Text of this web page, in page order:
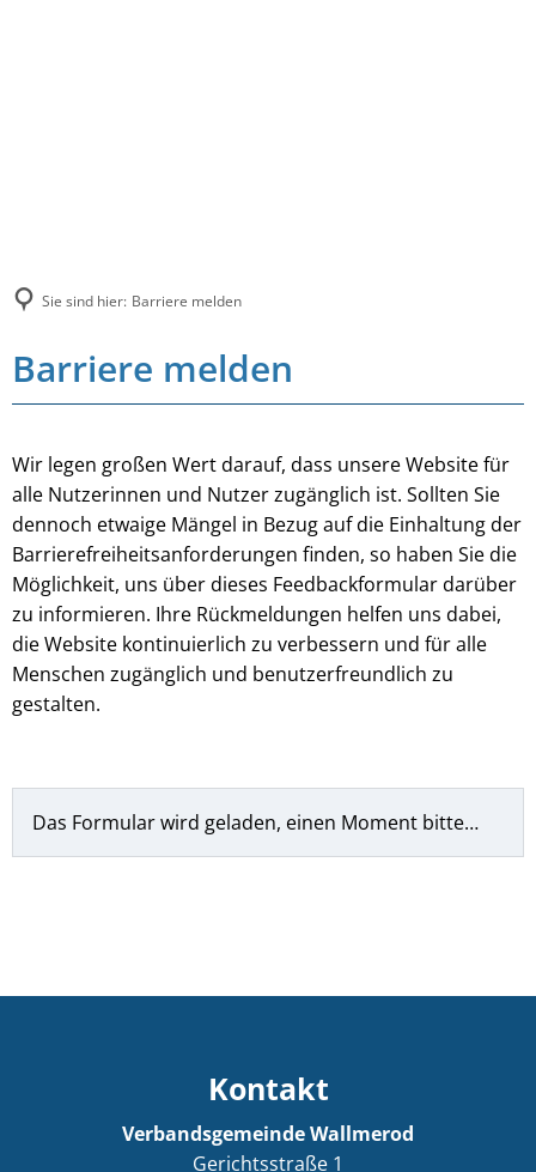
Sie sind hier: Barriere melden
Barriere melden
Wir legen großen Wert darauf, dass unsere Website für
alle Nutzerinnen und Nutzer zugänglich ist. Sollten Sie
dennoch etwaige Mängel in Bezug auf die Einhaltung der
Barrierefreiheitsanforderungen finden, so haben Sie die
Möglichkeit, uns über dieses Feedbackformular darüber
zu informieren. Ihre Rückmeldungen helfen uns dabei,
die Website kontinuierlich zu verbessern und für alle
Menschen zugänglich und benutzerfreundlich zu
gestalten.
Das Formular wird geladen, einen Moment bitte…
Kontakt
Verbandsgemeinde Wallmerod
Gerichtsstraße 1